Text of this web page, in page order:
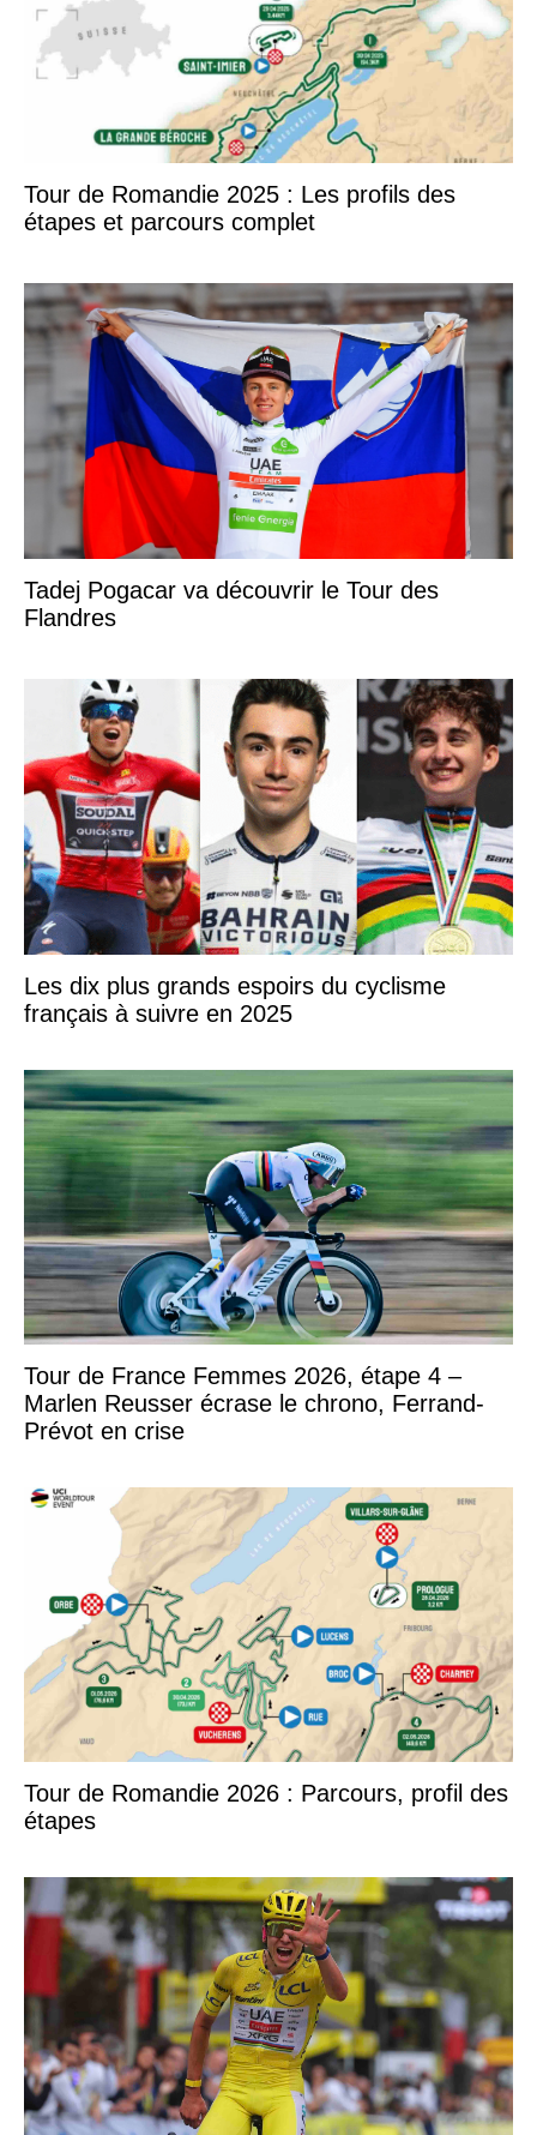
Tour de Romandie 2025 : Les profils des
étapes et parcours complet
Tadej Pogacar va découvrir le Tour des
Flandres
Les dix plus grands espoirs du cyclisme
français à suivre en 2025
Tour de France Femmes 2026, étape 4 –
Marlen Reusser écrase le chrono, Ferrand-
Prévot en crise
Tour de Romandie 2026 : Parcours, profil des
étapes